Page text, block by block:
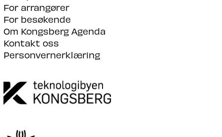
For arrangører
For besøkende
Om Kongsberg Agenda
Kontakt oss
Personvernerklæring